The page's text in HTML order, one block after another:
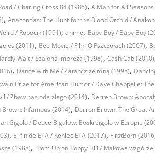
/ Charing Cross 84 (1986), A Man for All
, Anacondas: The Hunt for the Blood Orchid /
/ Robocik (1991), anime, Baby Boy / Baby Boy
(2011), Bee Movie / Film O Pszczołach (2007),
Wait / Szalona impreza (1998), Cash Cab (2010)
, Dance with Me / Zatańcz ze mną (1998),
Prize for American Humor / Dave Chappelle:
/ Zbaw nas ode złego (2014), Derren Brown:
Infamous (2014), Derren Brown: The Great
Gigolo / Deuce Bigalow: Boski żigolo w Europie
, El fin de ETA / Koniec ETA (2017), FirstBorn
(1988), From Up on Poppy Hill / Makowe wzgórze